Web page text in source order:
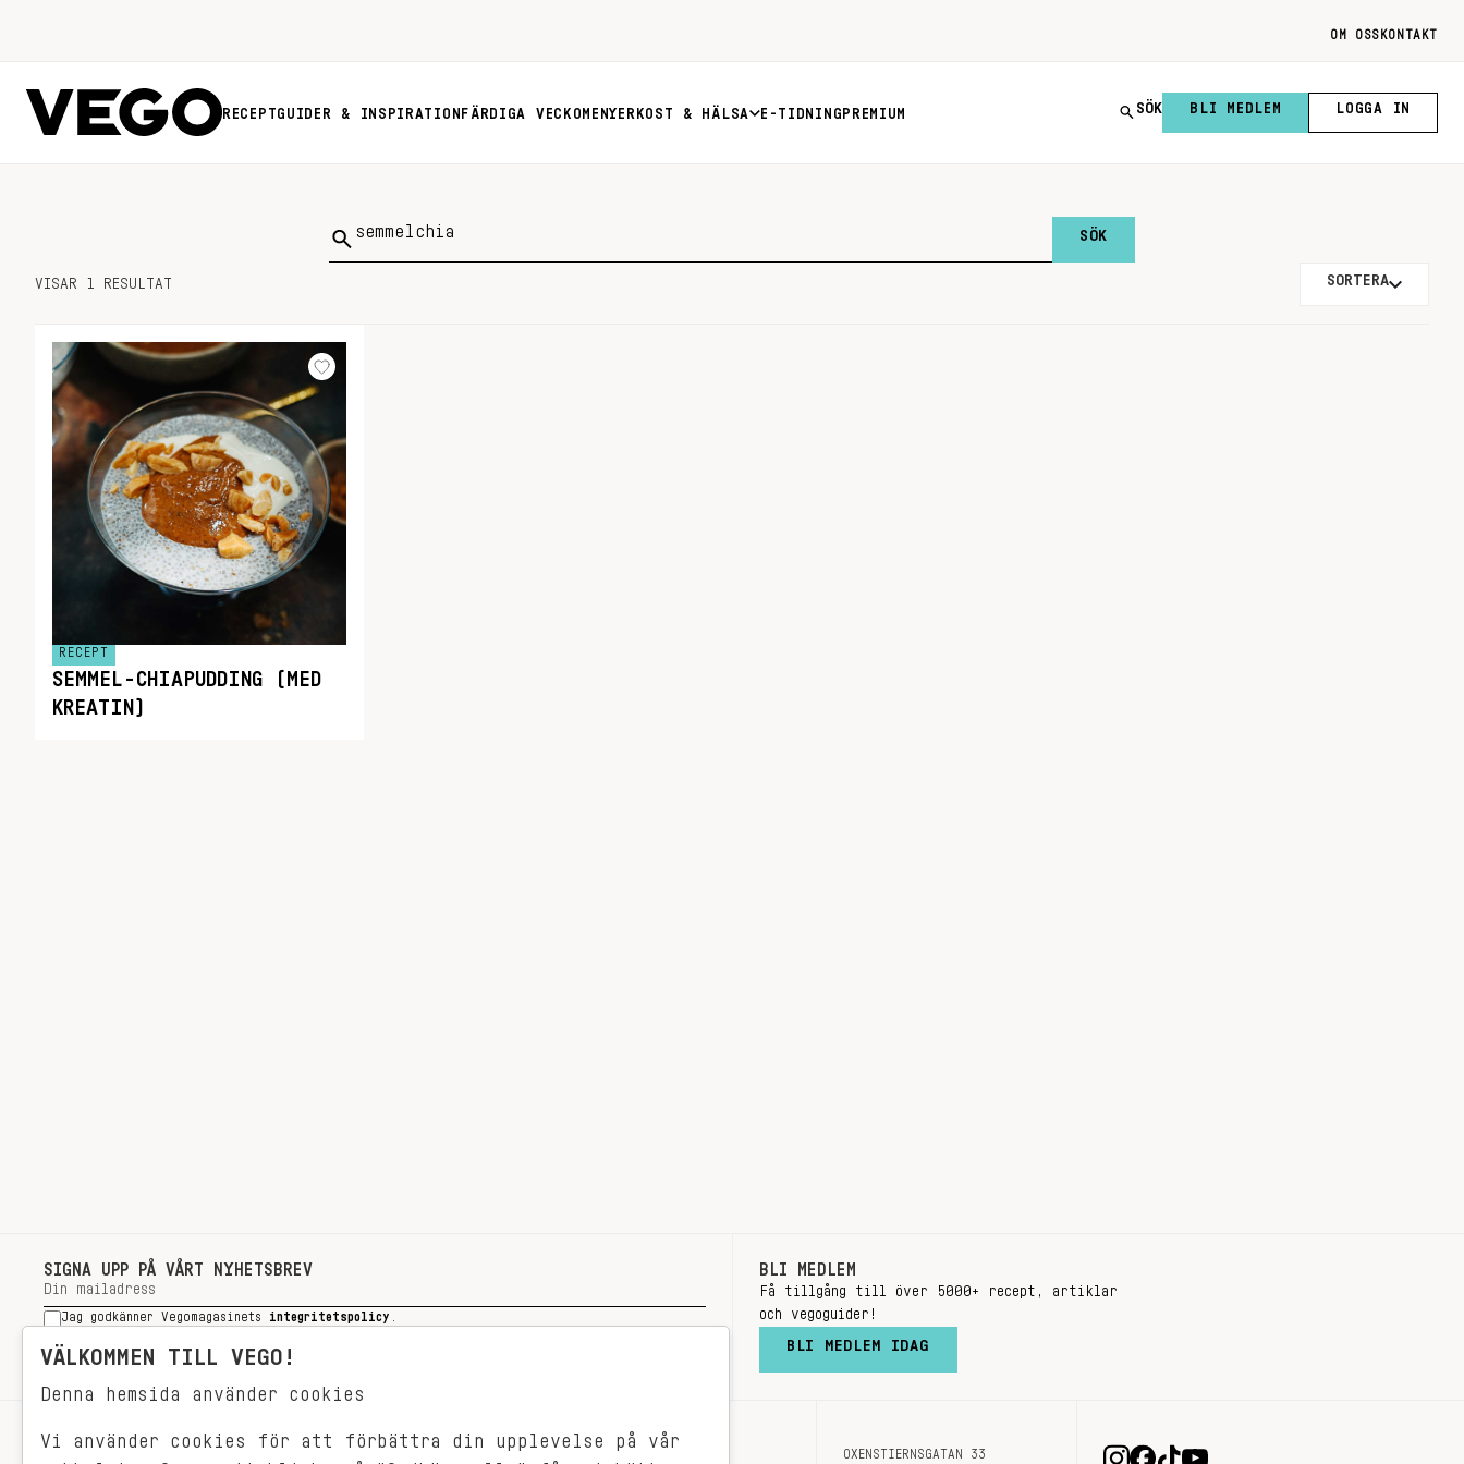
OM OSS KONTAKT
RECEPTGUIDER & INSPIRATION FÄRDIGA VECKOMENYER KOST & HÄLSA E-TIDNING PREMIUM SÖK BLI MEDLEM LOGGA IN
Sök
VISAR 1 RESULTAT SORTERA
RECEPT
SEMMEL-CHIAPUDDING (MED
KREATIN)
SIGNA UPP PÅ VÅRT NYHETSBREV
Jag godkänner Vegomagasinets integritetspolicy
SIGNA UPP
BLI MEDLEM
Få tillgång till över 5000+ recept, artiklar
och vegoguider!
BLI MEDLEM IDAG
RECEPT OM OSS OXENSTIERNSGATAN 33
VÄLKOMMEN TILL VEGO!
Denna hemsida använder cookies
Vi använder cookies för att förbättra din upplevelse på vår